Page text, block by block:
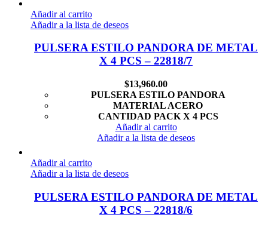
Añadir al carrito
Añadir a la lista de deseos
PULSERA ESTILO PANDORA DE METAL
X 4 PCS – 22818/7
$13,960.00
PULSERA ESTILO PANDORA
MATERIAL ACERO
CANTIDAD PACK X 4 PCS
Añadir al carrito
Añadir a la lista de deseos
Añadir al carrito
Añadir a la lista de deseos
PULSERA ESTILO PANDORA DE METAL
X 4 PCS – 22818/6